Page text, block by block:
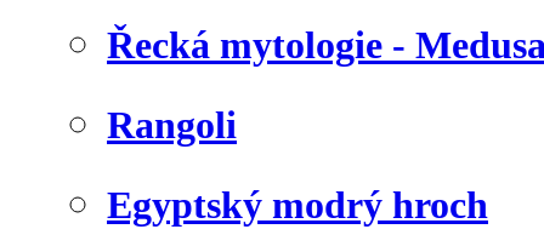
Řecká mytologie -
Rangoli
Egyptský modrý hroch